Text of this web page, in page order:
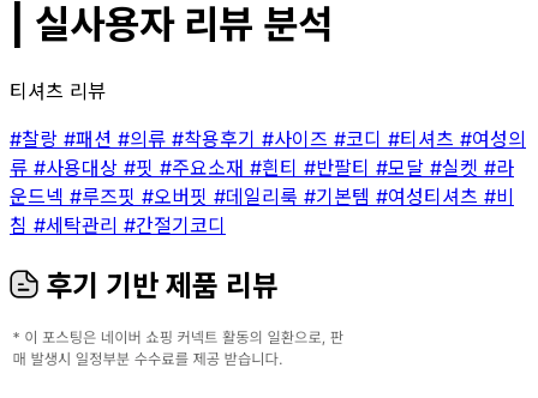
| 실사용자 리뷰 분석
티셔츠 리뷰
#찰랑 #패션 #의류 #착용후기 #사이즈 #코디 #티셔츠 #여성의
류 #사용대상 #핏 #주요소재 #흰티 #반팔티 #모달 #실켓 #라
운드넥 #루즈핏 #오버핏 #데일리룩 #기본템 #여성티셔츠 #비
침 #세탁관리 #간절기코디
후기 기반 제품 리뷰